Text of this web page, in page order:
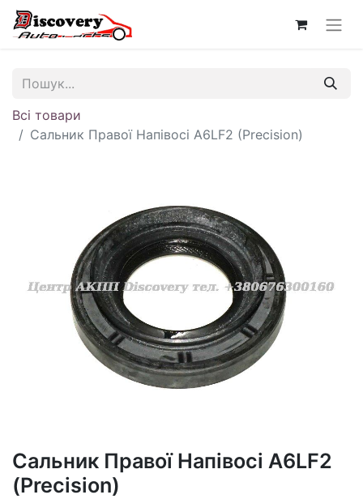
Всі товари
Сальник Правої Напівосі A6LF2 (Precision)
Сальник Правої Напівосі A6LF2
(Precision)